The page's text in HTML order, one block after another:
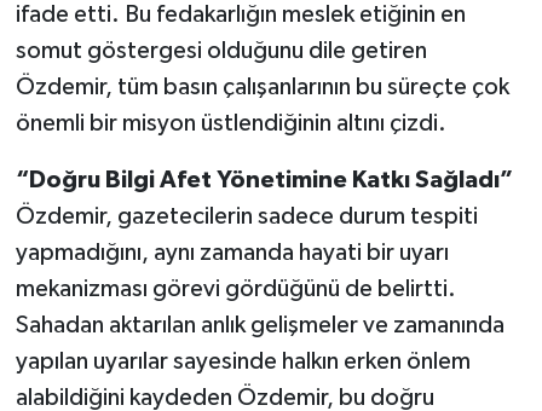
ifade etti. Bu fedakarlığın meslek etiğinin en
somut göstergesi olduğunu dile getiren
Özdemir, tüm basın çalışanlarının bu süreçte çok
önemli bir misyon üstlendiğinin altını çizdi.
“Doğru Bilgi Afet Yönetimine Katkı Sağladı”
Özdemir, gazetecilerin sadece durum tespiti
yapmadığını, aynı zamanda hayati bir uyarı
mekanizması görevi gördüğünü de belirtti.
Sahadan aktarılan anlık gelişmeler ve zamanında
yapılan uyarılar sayesinde halkın erken önlem
alabildiğini kaydeden Özdemir, bu doğru